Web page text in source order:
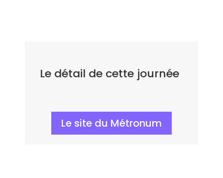
Le détail de cette journée
Le site du Métronum